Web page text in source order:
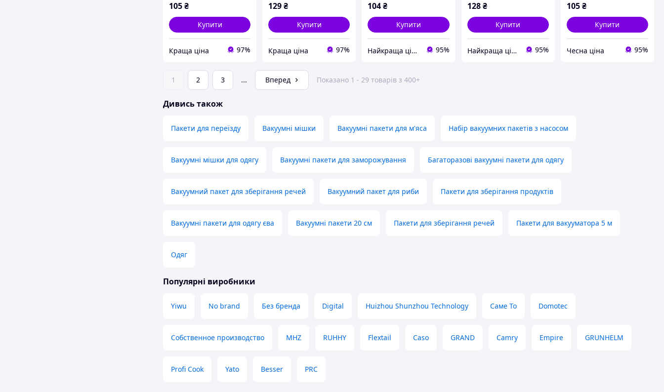
105₴
Купити
Краща ціна 97%
129₴
Купити
Краща ціна 97%
104₴
Купити
Найкраща ціна 95%
128 ₴
Купити
Найкраща ціна 95%
105₴
Купити
Чесна ціна 95%
1 2 3 ... Вперед Показано 1 - 29 товарів з 400+
Дивись також
Пакети для переїзду Вакуумні мішки Вакуумні пакети для м'яса Набір вакуумних пакетів з насосом
Вакуумні мішки для одягу Вакуумні пакети для заморожування Багаторазові вакуумні пакети для одягу
Вакуумний пакет для зберігання речей Вакуумний пакет для риби Пакети для зберігання продуктів
Вакуумні пакети для одягу єва Вакуумні пакети 20 см Пакети для зберігання речей Пакети для вакууматора 5 м
Одяг
Популярні виробники
Yiwu No brand Без бренда Digital Huizhou Shunzhou Technology Саме То Domotec
Собственное производство MHZ RUHHY Flextail Caso GRAND Camry Empire GRUNHELM
Profi Cook Yato Besser PRC